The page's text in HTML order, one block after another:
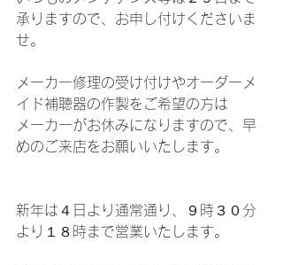
承りますので、お申し付けくださいま
せ。
メーカー修理の受け付けやオーダーメ
イド補聴器の作製をご希望の方は
メーカーがお休みになりますので、早
めのご来店をお願いいたします。
新年は４日より通常通り、９時３０分
より１８時まで営業いたします。